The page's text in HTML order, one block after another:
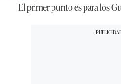
El primer punto es para los